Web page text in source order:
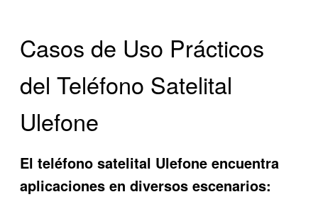
Casos de Uso Prácticos
del Teléfono Satelital
Ulefone
El teléfono satelital Ulefone encuentra
aplicaciones en diversos escenarios: